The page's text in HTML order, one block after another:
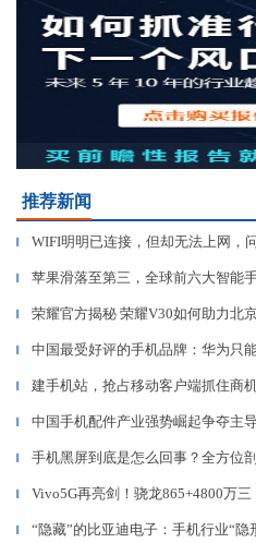
推荐新闻
▎ WIFI明明已连接，但却无法上网，
▎ 苹果滑落至第三，全球前六大智能
▎ 荣耀官方揭秘 荣耀V30如何助力北
▎ 中国最受好评的手机品牌：华为只
▎ 建手机站，抢占移动客户端抓住商
▎ 中国手机配件产业强势崛起争夺主
▎ 手机黑屏到底是怎么回事？全方位
▎ Vivo5G再亮剑！骁龙865+4800万三
▎ “隐藏”的比亚迪电子：手机行业“隐